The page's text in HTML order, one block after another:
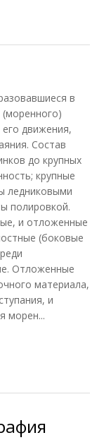
в
движения,
Состав
до крупных
крупные
ледниковыми
полировкой.
и отложенные
(боковые
Отложенные
материала,
и
морен...